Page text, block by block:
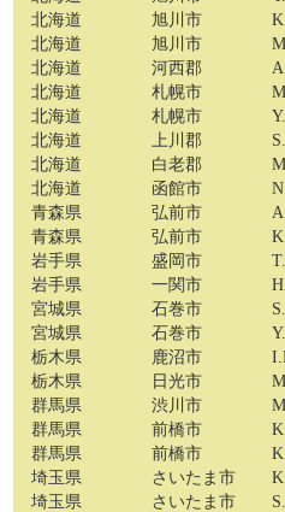
北海道
北海道
北海道
北海道
北海道
北海道
北海道
北海道
青森県
青森県
岩手県
岩手県
宮城県
宮城県
栃木県
栃木県
群馬県
群馬県
群馬県
埼玉県
埼玉県
旭川市
旭川市
河西郡
札幌市
札幌市
上川郡
白老郡
函館市
弘前市
弘前市
盛岡市
一関市
石巻市
石巻市
鹿沼市
日光市
渋川市
前橋市
前橋市
さいたま市
さいたま市